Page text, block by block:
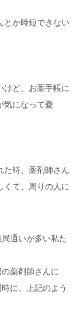
とか時短できない
けど、お薬手帳に
気になって憂
た時、薬剤師さん
くて、周りの人に
通いが多い私た
薬剤師さんに
に、上記のよう